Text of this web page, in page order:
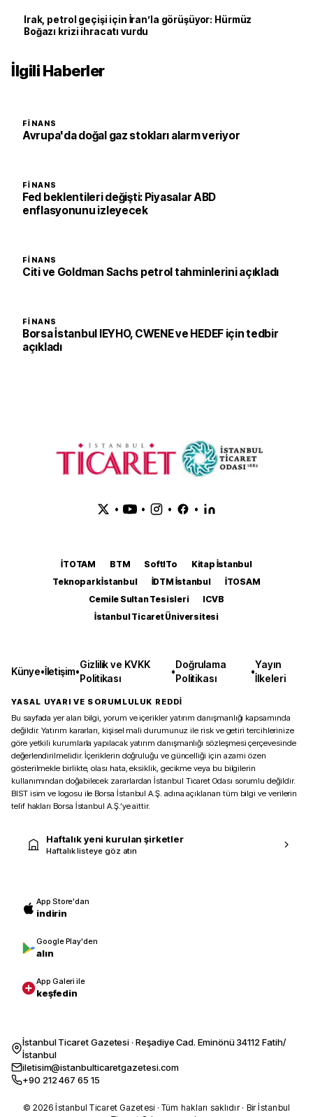
Irak, petrol geçişi için İran’la görüşüyor: Hürmüz
Boğazı krizi ihracatı vurdu
İlgili Haberler
FINANS
Avrupa'da doğal gaz stokları alarm veriyor
FINANS
Fed beklentileri değişti: Piyasalar ABD
enflasyonunu izleyecek
FINANS
Citi ve Goldman Sachs petrol tahminlerini açıkladı
FINANS
Borsa İstanbul IEYHO, CWENE ve HEDEF için tedbir
açıkladı
• • • •
İTOTAM BTM SoftITo
Kitap İstanbul
Teknopark İstanbul
İDTM İstanbul
İTOSAM
Cemile Sultan Tesisleri
ICVB
İstanbul Ticaret Üniversitesi
Künye•İletişim•
Gizlilik ve KVKK
Politikası
•
Doğrulama
Politikası
•
Yayın
İlkeleri
YASAL UYARI VE SORUMLULUK REDDİ
Bu sayfada yer alan bilgi, yorum ve içerikler yatırım danışmanlığı kapsamında
değildir. Yatırım kararları, kişisel mali durumunuz ile risk ve getiri tercihlerinize
göre yetkili kurumlarla yapılacak yatırım danışmanlığı sözleşmesi çerçevesinde
değerlendirilmelidir. İçeriklerin doğruluğu ve güncelliği için azami özen
gösterilmekle birlikte, olası hata, eksiklik, gecikme veya bu bilgilerin
kullanımından doğabilecek zararlardan İstanbul Ticaret Odası sorumlu değildir.
BIST isim ve logosu ile Borsa İstanbul A.Ş. adına açıklanan tüm bilgi ve verilerin
telif hakları Borsa İstanbul A.Ş.’ye aittir.
Haftalık yeni kurulan şirketler
Haftalık listeye göz atın
App Store'dan
indirin
Google Play'den
alın
App Galeri ile
keşfedin
İstanbul Ticaret Gazetesi · Reşadiye Cad. Eminönü 34112 Fatih/
İstanbul
iletisim@istanbulticaretgazetesi.com
+90 212 467 65 15
© 2026 İstanbul Ticaret Gazetesi · Tüm hakları saklıdır · Bir İstanbul